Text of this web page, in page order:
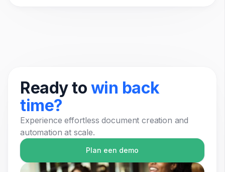
Ready to win back
time?
Experience effortless document creation and
automation at scale.
Plan een demo